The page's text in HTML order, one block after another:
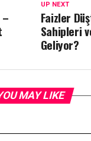
UP NEXT
Faizler
Sahipleri
Geliyor?
MAY LIKE